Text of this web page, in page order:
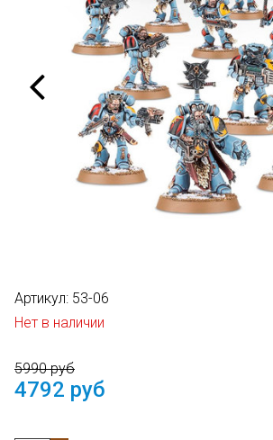
Артикул: 53-06
Нет в наличии
5990 руб
4792 руб